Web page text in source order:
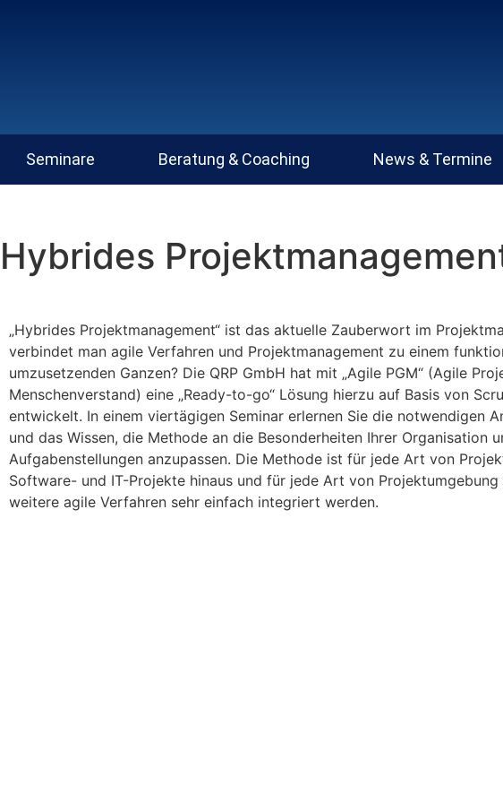
Seminare Beratung & Coaching News & Termine
Hybrides
„Hybrides Projektmanagement“ ist das aktuelle Zauberwort im
verbindet man agile Verfahren und Projektmanagement zu einem
umzusetzenden Ganzen? Die QRP GmbH hat mit „Agile PGM“ (Agile
Menschenverstand) eine „Ready-to-go“ Lösung hierzu auf Basis von
entwickelt. In einem viertägigen Seminar erlernen Sie die notwendigen
und das Wissen, die Methode an die Besonderheiten Ihrer Organisation
Aufgabenstellungen anzupassen. Die Methode ist für jede Art von
Software- und IT-Projekte hinaus und für jede Art von Projektumgebung
weitere agile Verfahren sehr einfach integriert werden.